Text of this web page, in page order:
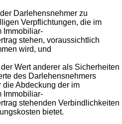
Darlehensnehmer zu
Verpflichtungen, die im
Immobiliar-
stehen, voraussichtlich
wird, und
Wert anderer als Sicherheiten
des Darlehensnehmers
die Abdeckung der im
Immobiliar-
stehenden Verbindlichkeiten
bietet.